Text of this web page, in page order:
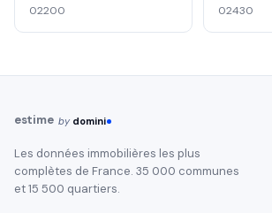
02200 02430
estime by domini
Les données immobilières les plus
complètes de France. 35 000 communes
et 15 500 quartiers.